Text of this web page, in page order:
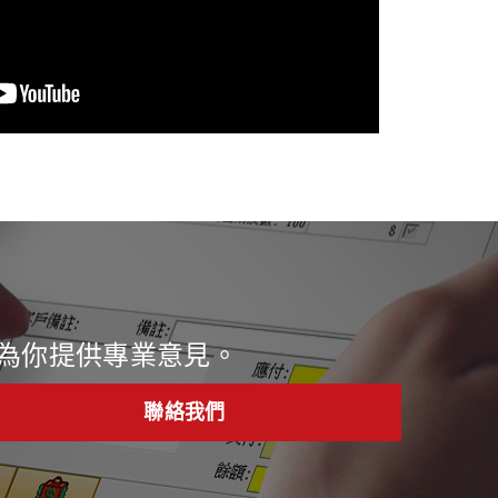
你提供專業意見。
聯絡我們